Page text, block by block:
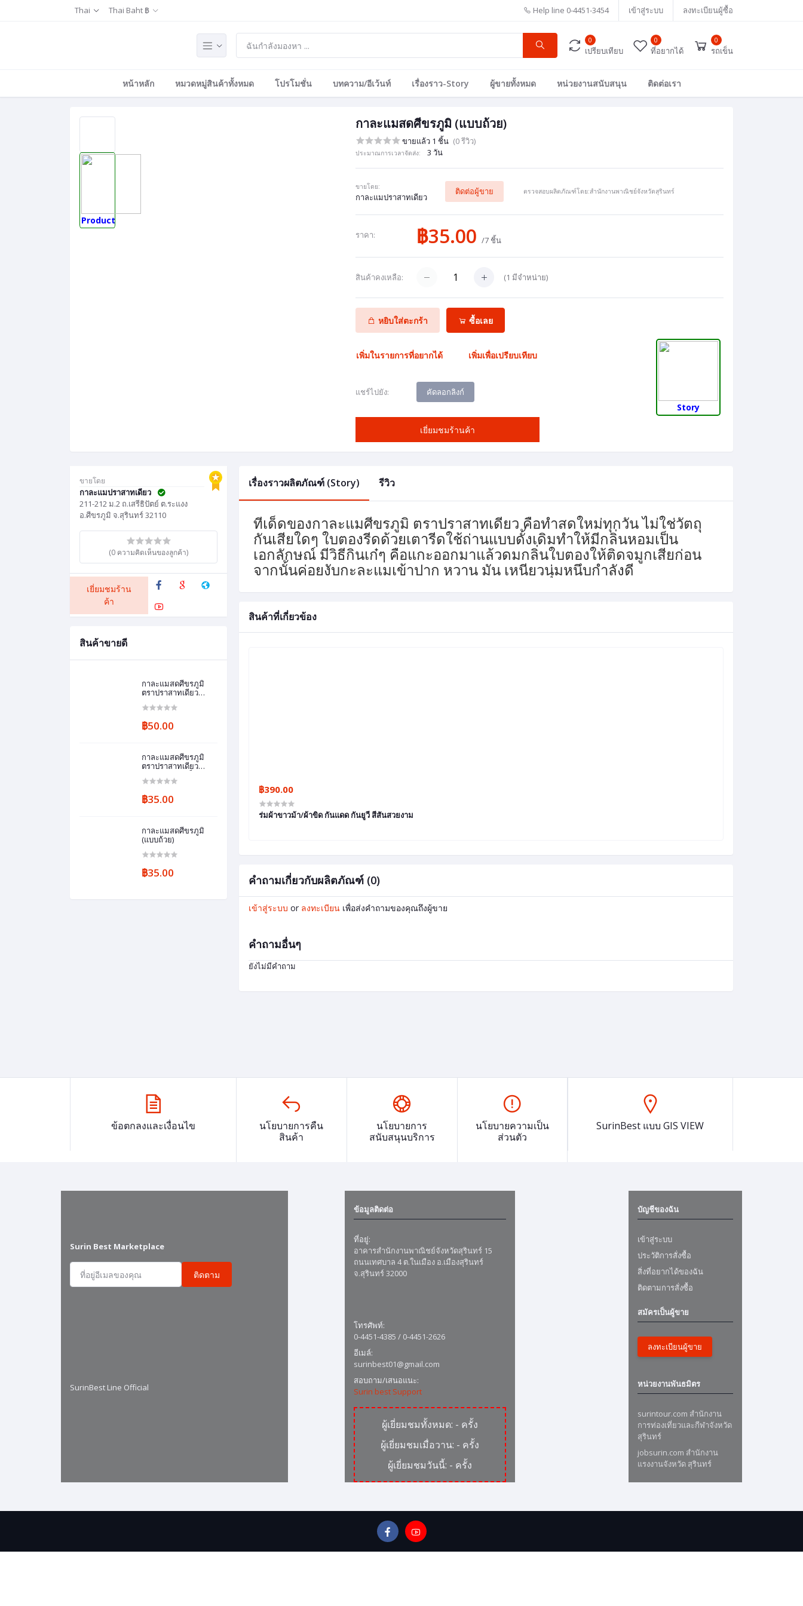
Thai Thai Baht ฿ Help line 0-4451-3454 เข้าสู่ระบบ ลงทะเบียนผู้ซื้อ
0
เปรียบเทียบ
0
ที่อยากได้
0
รถเข็น
หน้าหลัก หมวดหมู่สินค้าทั้งหมด โปรโมชั่น บทความ/อีเว้นท์ เรื่องราว-Story ผู้ขายทั้งหมด หน่วยงานสนับสนุน ติดต่อเรา
Product
กาละแมสดศีขรภูมิ (แบบถ้วย)
ขายแล้ว 1 ชิ้น (0 รีวิว)
ประมาณการเวลาจัดส่ง: 3 วัน
ขายโดย:
กาละแมปราสาทเดียว
ติดต่อผู้ขาย ตรวจสอบผลิตภัณฑ์โดย:สำนักงานพาณิชย์จังหวัดสุรินทร์
ราคา: ฿35.00/7 ชิ้น
สินค้าคงเหลือ: (1 มีจำหน่าย)
หยิบใส่ตะกร้า ซื้อเลย
เพิ่มในรายการที่อยากได้ เพิ่มเพื่อเปรียบเทียบ
แชร์ไปยัง: คัดลอกลิงก์
เยี่ยมชมร้านค้า
Story
ขายโดย
กาละแมปราสาทเดียว
211-212 ม.2 ถ.เสรีธิปัตย์ ต.ระแงง
อ.ศีขรภูมิ จ.สุรินทร์ 32110
(0 ความคิดเห็นของลูกค้า)
เยี่ยมชมร้าน
ค้า
สินค้าขายดี
กาละแมสดศีขรภูมิ
ตราปราสาทเดียว
฿50.00
กาละแมสดศีขรภูมิ
ตราปราสาทเดียว
฿35.00
กาละแมสดศีขรภูมิ
(แบบถ้วย)
฿35.00
เรื่องราวผลิตภัณฑ์ (Story) รีวิว
ทีเด็ดของกาละแมศีขรภูมิ ตราปราสาทเดียว คือทำสดใหม่ทุกวัน ไม่ใช่วัตถุ
กันเสียใดๆ ใบตองรีดด้วยเตารีดใช้ถ่านแบบดั้งเดิมทำให้มีกลิ่นหอมเป็น
เอกลักษณ์ มีวิธีกินเก๋ๆ คือแกะออกมาแล้วดมกลิ่นใบตองให้ติดจมูกเสียก่อน
จากนั้นค่อยงับกะละแมเข้าปาก หวาน มัน เหนียวนุ่มหนึบกำลังดี
สินค้าที่เกี่ยวข้อง
฿390.00
ร่มผ้าขาวม้า/ผ้าขิด กันแดด กันยูวี สีสันสวยงาม
คำถามเกี่ยวกับผลิตภัณฑ์ (0)
เข้าสู่ระบบ or ลงทะเบียน เพื่อส่งคำถามของคุณถึงผู้ขาย
คำถามอื่นๆ
ยังไม่มีคำถาม
ข้อตกลงและเงื่อนไข
นโยบายการคืน
สินค้า
นโยบายการ
สนับสนุนบริการ
นโยบายความเป็น
ส่วนตัว
SurinBest แบบ GIS VIEW
Surin Best Marketplace
ติดตาม
SurinBest Line Official
ข้อมูลติดต่อ
ที่อยู่:
อาคารสำนักงานพาณิชย์จังหวัดสุรินทร์ 15
ถนนเทศบาล 4 ต.ในเมือง อ.เมืองสุรินทร์
จ.สุรินทร์ 32000
โทรศัพท์:
0-4451-4385 / 0-4451-2626
อีเมล์:
surinbest01@gmail.com
สอบถาม/เสนอแนะ:
Surin best Support
ผู้เยี่ยมชมทั้งหมด: - ครั้ง
ผู้เยี่ยมชมเมื่อวาน: - ครั้ง
ผู้เยี่ยมชมวันนี้: - ครั้ง
บัญชีของฉัน
เข้าสู่ระบบ
ประวัติการสั่งซื้อ
สิ่งที่อยากได้ของฉัน
ติดตามการสั่งซื้อ
สมัครเป็นผู้ขาย
ลงทะเบียนผู้ขาย
หน่วยงานพันธมิตร
surintour.com สำนักงาน
การท่องเที่ยวและกีฬาจังหวัด
สุรินทร์
jobsurin.com สำนักงาน
แรงงานจังหวัด สุรินทร์